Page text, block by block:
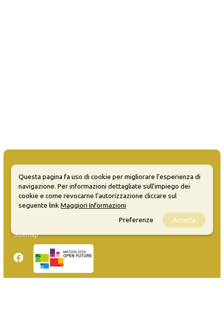
MATERA WELCOME EVENTS
Sitemap
Questa pagina fa uso di cookie per migliorare l’esperienza di
navigazione. Per informazioni dettagliate sull’impiego dei
cookie e come revocarne l’autorizzazione cliccare sul
seguente linkMaggiori Informazioni
Preferenze
Accetta